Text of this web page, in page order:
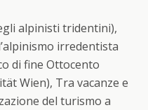
alpinisti tridentini),
irredentista
di fine Ottocento
Wien), Tra vacanze e
del turismo a